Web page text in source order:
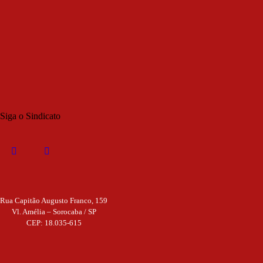
Siga o Sindicato
Rua Capitão Augusto Franco, 159
Vl. Amélia – Sorocaba / SP
CEP: 18.035-615